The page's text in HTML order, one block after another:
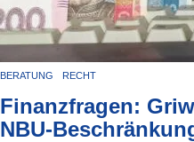
BERATUNG RECHT
Finanzfragen:
NBU-